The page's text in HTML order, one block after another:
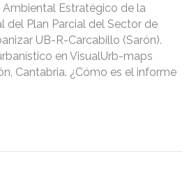
Estratégico de la
del Plan Parcial del Sector de
UB-R-Carcabillo (Sarón).
en VisualUrb-maps
Cantabria. ¿Cómo es el informe